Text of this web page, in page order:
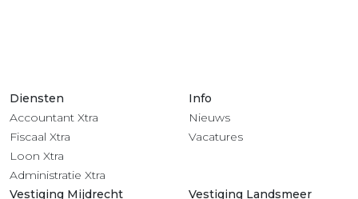
Diensten
Accountant Xtra
Fiscaal Xtra
Loon Xtra
Administratie Xtra
Info
Nieuws
Vacatures
Vestiging Mijdrecht Vestiging Landsmeer